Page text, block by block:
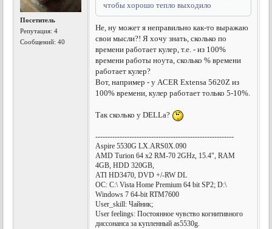
Посетитель
Репутация:4
Сообщений: 40
чтобы хорошо тепло выходило
Не, ну может я неправильно как-то выражаю
свои мысли?! Я хочу знать, сколько по
времени работает кулер, т.е. - из 100%
времени работы ноута, сколько % времени
работает кулер?
Вот, например - у ACER Extensa 5620Z из
100% времени, кулер работает только 5-10%.
Так сколько у DELLа?
---------------------------------------------------------
Aspire 5530G LX.ARS0X.090
AMD Turion 64 x2 RM-70 2GHz, 15.4", RAM
4GB, HDD 320GB,
ATI HD3470, DVD +/-RW DL
OC: C:\ Vista Home Premium 64 bit SP2; D:\
Windows 7 64-bit RTM7600
User_skill: Чайник;
User feelings: Постоянное чувство когнитивного
диссонанса за купленный as5530g.